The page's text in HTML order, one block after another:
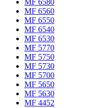
MF 6560
MF 6550
MF 6540
MF 6530
MF 5770
MF 5750
MF 5730
MF 5700
MF 5650
MF 5630
MF 4452